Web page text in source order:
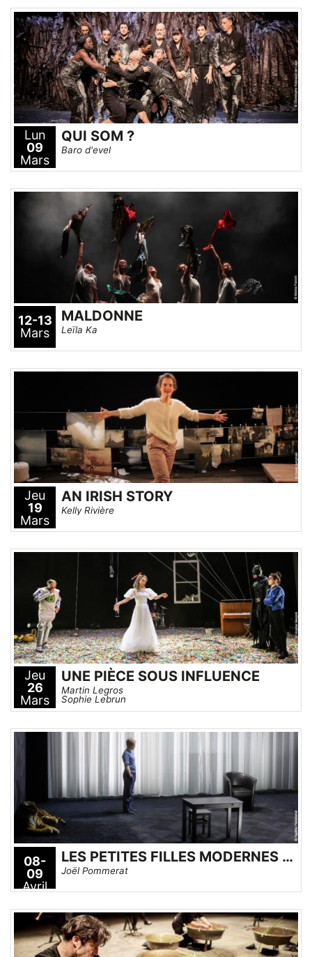
Lun
09
Mars
QUI SOM ?
Baro d'evel
12-13
Mars
MALDONNE
Leïla Ka
Jeu
19
Mars
AN IRISH STORY
Kelly Rivière
Jeu
26
Mars
UNE PIÈCE SOUS INFLUENCE
Martin Legros
Sophie Lebrun
08-
09
Avril
LES PETITES FILLES MODERNES (TITRE PROVISOIRE)
Joël Pommerat